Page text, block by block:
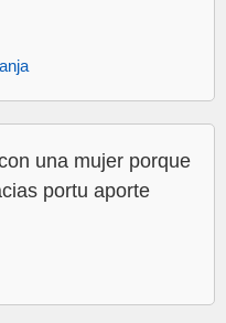
una mujer porque
portu aporte